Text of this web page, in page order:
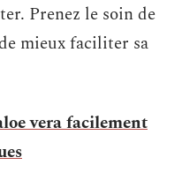
Prenez le soin de
mieux faciliter sa
vera facilement